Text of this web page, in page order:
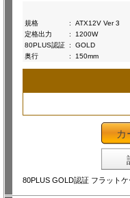
規格
:
ATX12V Ver 3
定格出力
:
1200W
80PLUS認証 :
GOLD
奥行
: 150mm
カ
80PLUS GOLD認証 フラット